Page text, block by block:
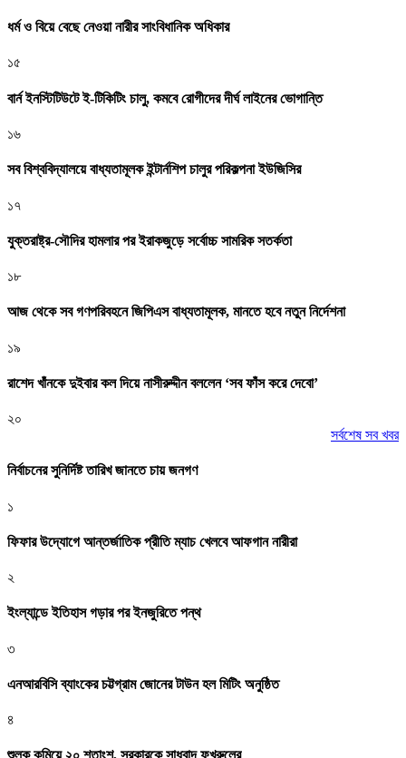
ধর্ম ও বিয়ে বেছে নেওয়া নারীর সাংবিধানিক অধিকার
১৫
বার্ন ইনস্টিটিউটে ই-টিকিটিং চালু, কমবে রোগীদের দীর্ঘ লাইনের ভোগান্তি
১৬
সব বিশ্ববিদ্যালয়ে বাধ্যতামূলক ইন্টার্নশিপ চালুর পরিকল্পনা ইউজিসির
১৭
যুক্তরাষ্ট্র-সৌদির হামলার পর ইরাকজুড়ে সর্বোচ্চ সামরিক সতর্কতা
১৮
আজ থেকে সব গণপরিবহনে জিপিএস বাধ্যতামূলক, মানতে হবে নতুন নির্দেশনা
১৯
রাশেদ খাঁনকে দুইবার কল দিয়ে নাসীরুদ্দীন বললেন ‘সব ফাঁস করে দেবো’
২০
সর্বশেষ সব খবর
নির্বাচনের সুনির্দিষ্ট তারিখ জানতে চায় জনগণ
১
ফিফার উদ্যোগে আন্তর্জাতিক প্রীতি ম্যাচ খেলবে আফগান নারীরা
২
ইংল্যান্ডে ইতিহাস গড়ার পর ইনজুরিতে পন্থ
৩
এনআরবিসি ব্যাংকের চট্টগ্রাম জোনের টাউন হল মিটিং অনুষ্ঠিত
৪